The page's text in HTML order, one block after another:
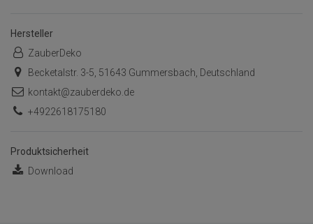
Hersteller
ZauberDeko
Becketalstr. 3-5, 51643 Gummersbach, Deutschland
kontakt@zauberdeko.de
+4922618175180
Produktsicherheit
Download